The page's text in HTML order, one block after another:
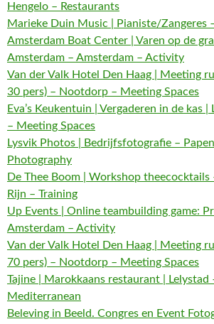
Hengelo – Restaurants
Marieke Duin Music | Pianiste/Zangeres
Amsterdam Boat Center | Varen op de
Amsterdam – Amsterdam – Activity
Van der Valk Hotel Den Haag | Meeting
30 pers) – Nootdorp – Meeting Spaces
Eva’s Keukentuin | Vergaderen in de kas |
– Meeting Spaces
Lysvik Photos | Bedrijfsfotografie –
Photography
De Thee Boom | Workshop theecocktails
Rijn – Training
Up Events | Online teambuilding game:
Amsterdam – Activity
Van der Valk Hotel Den Haag | Meeting
70 pers) – Nootdorp – Meeting Spaces
Tajine | Marokkaans restaurant | Lelystad
Mediterranean
Beleving in Beeld. Congres en Event